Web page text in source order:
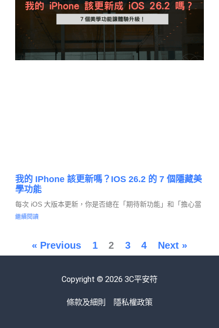
我的 IPhone 該更新嗎？iOS 26.2 的 7 個隱藏美
學功能
每次 iOS 大版本更新，你是否總在「期待新功能」和「擔心當
繼續閱讀
« Previous 1 2 3 4 Next »
Copyright © 2026 3C平安符
條款及細則 隱私權政策